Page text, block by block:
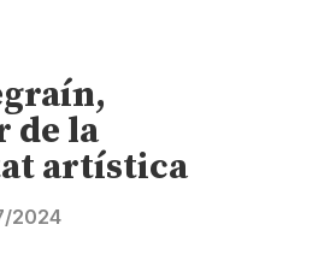
de la
artística
2024